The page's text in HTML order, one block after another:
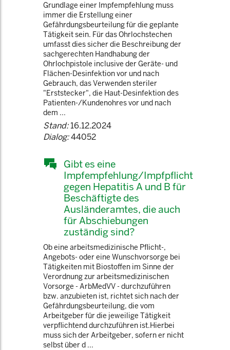
Grundlage einer Impfempfehlung muss
immer die Erstellung einer
Gefährdungsbeurteilung für die geplante
Tätigkeit sein. Für das Ohrlochstechen
umfasst dies sicher die Beschreibung der
sachgerechten Handhabung der
Ohrlochpistole inclusive der Geräte- und
Flächen-Desinfektion vor und nach
Gebrauch, das Verwenden steriler
"Erststecker", die Haut-Desinfektion des
Patienten-/Kundenohres vor und nach
dem ...
Stand:16.12.2024
Dialog:44052
Gibt es eine
Impfempfehlung/Impfpflicht
gegen Hepatitis A und B für
Beschäftigte des
Ausländeramtes, die auch
für Abschiebungen
zuständig sind?
Ob eine arbeitsmedizinische Pflicht-,
Angebots- oder eine Wunschvorsorge bei
Tätigkeiten mit Biostoffen im Sinne der
Verordnung zur arbeitsmedizinischen
Vorsorge - ArbMedVV - durchzuführen
bzw. anzubieten ist, richtet sich nach der
Gefährdungsbeurteilung, die vom
Arbeitgeber für die jeweilige Tätigkeit
verpflichtend durchzuführen ist.Hierbei
muss sich der Arbeitgeber, sofern er nicht
selbst über d ...